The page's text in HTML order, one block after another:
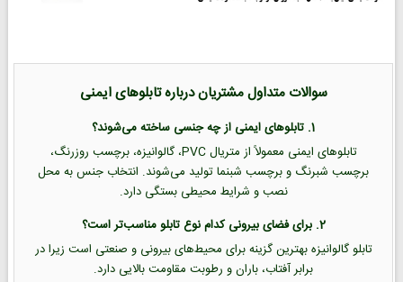
سوالات متداول مشتریان درباره تابلوهای ایمنی
1. تابلوهای ایمنی از چه جنسی ساخته می‌شوند؟
تابلوهای ایمنی معمولاً از متریال PVC، گالوانیزه، برچسب روزرنگ،
برچسب شبرنگ و برچسب شبنما تولید می‌شوند. انتخاب جنس به محل
نصب و شرایط محیطی بستگی دارد.
2. برای فضای بیرونی کدام نوع تابلو مناسب‌تر است؟
تابلو گالوانیزه بهترین گزینه برای محیط‌های بیرونی و صنعتی است زیرا در
برابر آفتاب، باران و رطوبت مقاومت بالایی دارد.